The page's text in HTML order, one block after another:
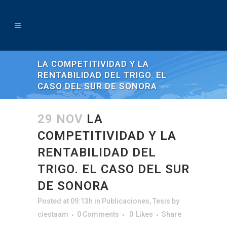
LA COMPETITIVIDAD Y LA
RENTABILIDAD DEL TRIGO. EL
CASO DEL SUR DE SONORA
29 NOV LA
COMPETITIVIDAD Y LA
RENTABILIDAD DEL
TRIGO. EL CASO DEL SUR
DE SONORA
Posted at 09:13h in Publicaciones,Tesis by
ciestaam
0 Comments 0 Likes Share